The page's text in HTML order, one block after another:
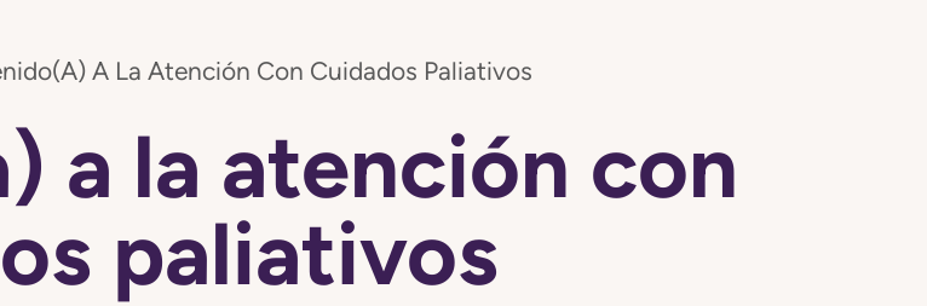
A La Atención Con Cuidados Paliativos
a la atención con
paliativos